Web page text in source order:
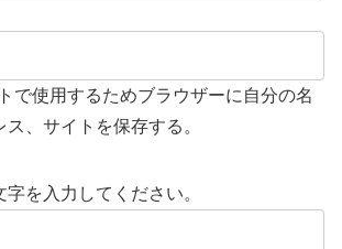
で使用するためブラウザーに自分の名
、サイトを保存する。
字を入力してください。